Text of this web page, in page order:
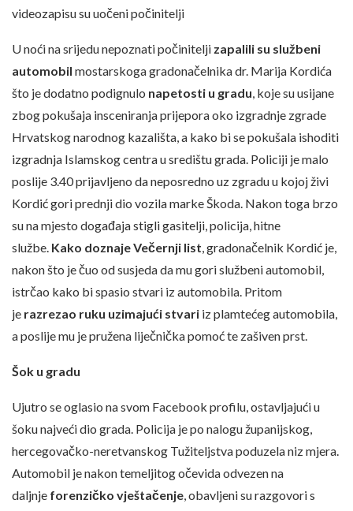
videozapisu su uočeni počinitelji
U noći na srijedu nepoznati počinitelji zapalili su službeni
automobil mostarskoga gradonačelnika dr. Marija Kordića
što je dodatno podignulo napetosti u gradu, koje su usijane
zbog pokušaja insceniranja prijepora oko izgradnje zgrade
Hrvatskog narodnog kazališta, a kako bi se pokušala ishoditi
izgradnja Islamskog centra u središtu grada. Policiji je malo
poslije 3.40 prijavljeno da neposredno uz zgradu u kojoj živi
Kordić gori prednji dio vozila marke Škoda. Nakon toga brzo
su na mjesto događaja stigli gasitelji, policija, hitne
službe. Kako doznaje Večernji list, gradonačelnik Kordić je,
nakon što je čuo od susjeda da mu gori službeni automobil,
istrčao kako bi spasio stvari iz automobila. Pritom
je razrezao ruku uzimajući stvari iz plamtećeg automobila,
a poslije mu je pružena liječnička pomoć te zašiven prst.
Šok u gradu
Ujutro se oglasio na svom Facebook profilu, ostavljajući u
šoku najveći dio grada. Policija je po nalogu županijskog,
hercegovačko-neretvanskog Tužiteljstva poduzela niz mjera.
Automobil je nakon temeljitog očevida odvezen na
daljnje forenzičko vještačenje, obavljeni su razgovori s